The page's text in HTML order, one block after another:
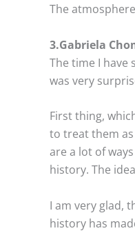
The
3.Gabriela
The time I have
was very
First thing,
to treat them as
are a lot of
history. The
I am very glad,
history has